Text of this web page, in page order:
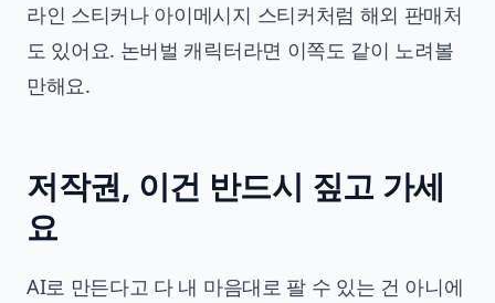
라인 스티커나 아이메시지 스티커처럼 해외 판매처
도 있어요. 논버벌 캐릭터라면 이쪽도 같이 노려볼
만해요.
저작권, 이건 반드시 짚고 가세
요
AI로 만든다고 다 내 마음대로 팔 수 있는 건 아니에